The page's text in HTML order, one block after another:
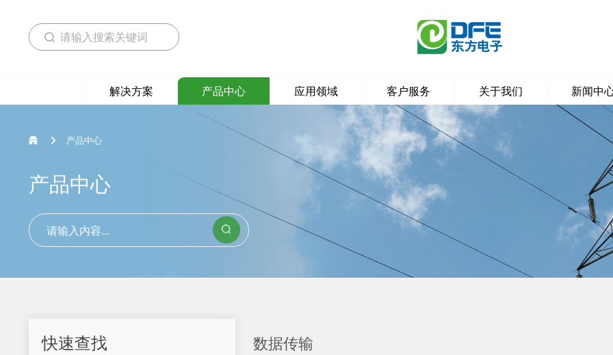
解决方案 产品中心 应用领域 客户服务 关于我们 新闻中
 产品中心
产品中心
快速查找 数据传输